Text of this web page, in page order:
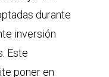
durante
inversión
Este
poner en